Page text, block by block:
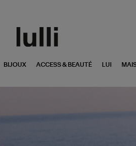
BIJOUX ACCESS & BEAUTÉ LUI